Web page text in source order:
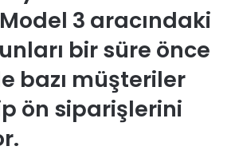
3 aracındaki
bir süre önce
bazı müşteriler
ön siparişlerini